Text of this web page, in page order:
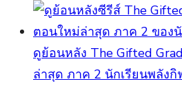
ดูย้อนหลัง The Gifted
ล่าสุด ภาค 2 นักเรียนพลังกิ